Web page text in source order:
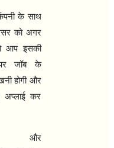
के साथ
को अगर
आप इसकी
पर जॉब के
होगी और
अप्लाई कर
और